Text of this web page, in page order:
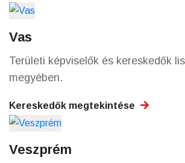
Vas
Területi képviselők és kereskedők
megyében.
Kereskedők megtekintése
Veszprém